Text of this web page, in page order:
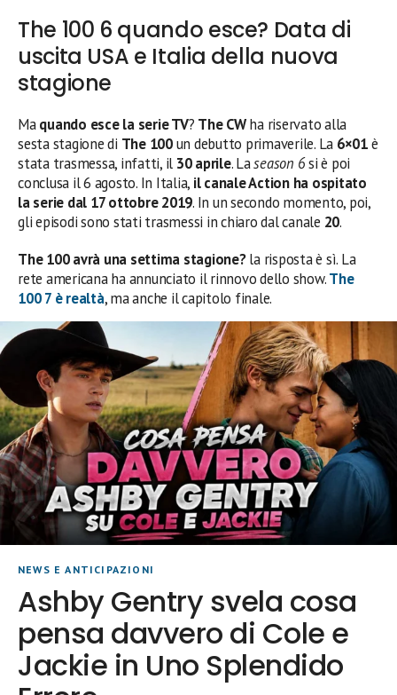
The 100 6 quando esce? Data di
uscita USA e Italia della nuova
stagione
Maquando esce la serie TV? The CWha riservato alla
sesta stagione di The 100un debutto primaverile. La 6×01è
stata trasmessa, infatti, il 30 aprile. Laseason 6si è poi
conclusa il 6 agosto. In Italia, il canale Action ha ospitato
la serie dal 17 ottobre 2019. In un secondo momento, poi,
gli episodi sono stati trasmessi in chiaro dal canale 20.
The 100 avrà una settima stagione?la risposta è sì. La
rete americana ha annunciato il rinnovo dello show.The
100 7 è realtà, ma anche il capitolo finale.
NEWS E ANTICIPAZIONI
Ashby Gentry svela cosa
pensa davvero di Cole e
Jackie in Uno Splendido